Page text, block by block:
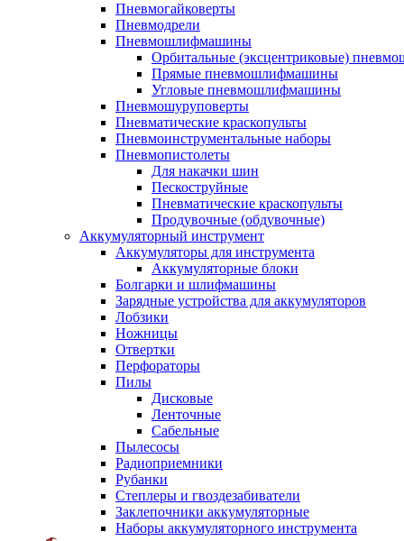
Пневмогайковерты
Пневмодрели
Пневмошлифмашины
Орбитальные (эксцентриковые)
Прямые пневмошлифмашины
Угловые пневмошлифмашины
Пневмошуруповерты
Пневматические краскопульты
Пневмоинструментальные наборы
Пневмопистолеты
Для накачки шин
Пескоструйные
Пневматические краскопульты
Продувочные (обдувочные)
Аккумуляторный инструмент
Аккумуляторы для инструмента
Аккумуляторные блоки
Болгарки и шлифмашины
Зарядные устройства для аккумуляторов
Лобзики
Ножницы
Отвертки
Перфораторы
Пилы
Дисковые
Ленточные
Сабельные
Пылесосы
Радиоприемники
Рубанки
Степлеры и гвоздезабиватели
Заклепочники аккумуляторные
Наборы аккумуляторного инструмента